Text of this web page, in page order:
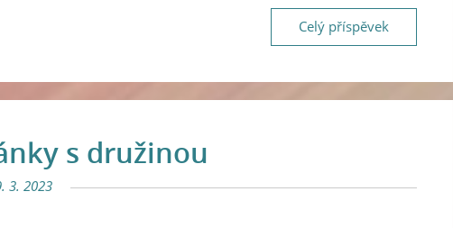
Celý příspěvek
s družinou
3. 2023